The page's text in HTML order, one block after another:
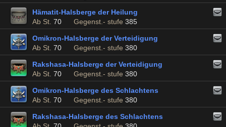
Hämatit-Halsberge der Heilung
Ab St. 70 Gegenst.- stufe 385
Omikron-Halsberge der Verteidigung
Ab St. 70 Gegenst.- stufe 380
Rakshasa-Halsberge der Verteidigung
Ab St. 70 Gegenst.- stufe 380
Omikron-Halsberge des Schlachtens
Ab St. 70 Gegenst.- stufe 380
Rakshasa-Halsberge des Schlachtens